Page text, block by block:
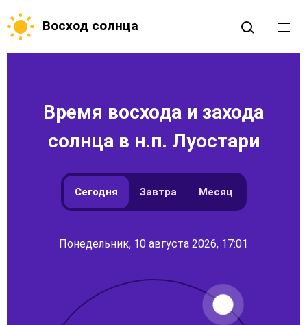
Восход солнца
Время восхода и захода
солнца в н.п. Луостари
Сегодня Завтра Месяц
Понедельник, 10 августа 2026, 17:01